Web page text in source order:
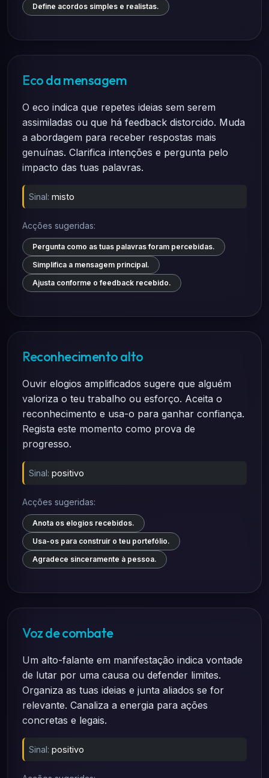
Define acordos simples e realistas.
Eco da mensagem
O eco indica que repetes ideias sem serem
assimiladas ou que há feedback distorcido. Muda
a abordagem para receber respostas mais
genuínas. Clarifica intenções e pergunta pelo
impacto das tuas palavras.
Sinal: misto
Acções sugeridas:
Pergunta como as tuas palavras foram percebidas.
Simplifica a mensagem principal.
Ajusta conforme o feedback recebido.
Reconhecimento alto
Ouvir elogios amplificados sugere que alguém
valoriza o teu trabalho ou esforço. Aceita o
reconhecimento e usa-o para ganhar confiança.
Regista este momento como prova de
progresso.
Sinal: positivo
Acções sugeridas:
Anota os elogios recebidos.
Usa-os para construir o teu portefólio.
Agradece sinceramente à pessoa.
Voz de combate
Um alto-falante em manifestação indica vontade
de lutar por uma causa ou defender limites.
Organiza as tuas ideias e junta aliados se for
relevante. Canaliza a energia para ações
concretas e legais.
Sinal: positivo